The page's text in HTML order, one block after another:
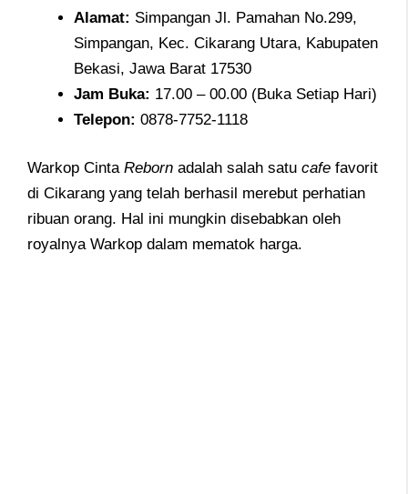
Alamat: Simpangan Jl. Pamahan No.299,
Simpangan, Kec. Cikarang Utara, Kabupaten
Bekasi, Jawa Barat 17530
Jam Buka: 17.00 – 00.00 (Buka Setiap Hari)
Telepon: 0878-7752-1118
Warkop Cinta Reborn adalah salah satu cafe favorit
di Cikarang yang telah berhasil merebut perhatian
ribuan orang. Hal ini mungkin disebabkan oleh
royalnya Warkop dalam mematok harga.